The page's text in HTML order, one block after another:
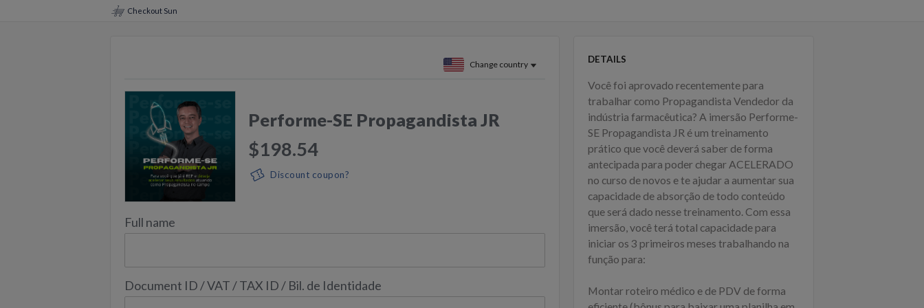
Checkout Sun
Change country
Performe-SE Propagandista JR
$198.54
Discount coupon?
Full name
Document ID / VAT / TAX ID / Bil. de Identidade
DETAILS
Você foi aprovado recentemente para
trabalhar como Propagandista Vendedor da
indústria farmacêutica? A imersão Performe-
SE Propagandista JR é um treinamento
prático que você deverá saber de forma
antecipada para poder chegar ACELERADO
no curso de novos e te ajudar a aumentar sua
capacidade de absorção de todo conteúdo
que será dado nesse treinamento. Com essa
imersão, você terá total capacidade para
iniciar os 3 primeiros meses trabalhando na
função para:
Montar roteiro médico e de PDV de forma